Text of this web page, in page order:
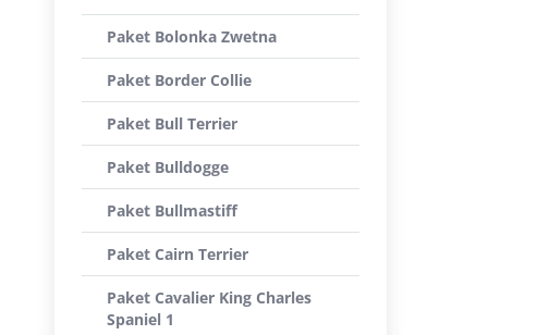
Paket Bolonka Zwetna
Paket Border Collie
Paket Bull Terrier
Paket Bulldogge
Paket Bullmastiff
Paket Cairn Terrier
Paket Cavalier King Charles
Spaniel 1